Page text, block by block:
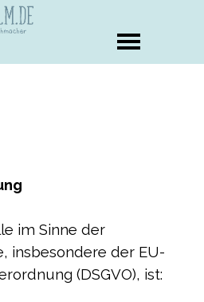
im Sinne der
insbesondere der EU-
(DSGVO), ist: